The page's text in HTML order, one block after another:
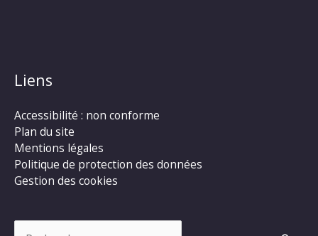
Liens
Accessibilité : non conforme
Plan du site
Mentions légales
Politique de protection des données
Gestion des cookies